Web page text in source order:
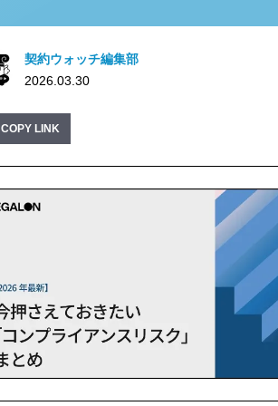
契約ウォッチ編集部
2026.03.30
COPY LINK